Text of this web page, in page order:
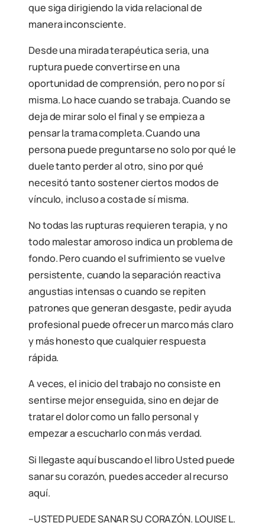
que siga dirigiendo la vida relacional de
manera inconsciente.
Desde una mirada terapéutica seria, una
ruptura puede convertirse en una
oportunidad de comprensión, pero no por sí
misma. Lo hace cuando se trabaja. Cuando se
deja de mirar solo el final y se empieza a
pensar la trama completa. Cuando una
persona puede preguntarse no solo por qué le
duele tanto perder al otro, sino por qué
necesitó tanto sostener ciertos modos de
vínculo, incluso a costa de sí misma.
No todas las rupturas requieren terapia, y no
todo malestar amoroso indica un problema de
fondo. Pero cuando el sufrimiento se vuelve
persistente, cuando la separación reactiva
angustias intensas o cuando se repiten
patrones que generan desgaste, pedir ayuda
profesional puede ofrecer un marco más claro
y más honesto que cualquier respuesta
rápida.
A veces, el inicio del trabajo no consiste en
sentirse mejor enseguida, sino en dejar de
tratar el dolor como un fallo personal y
empezar a escucharlo con más verdad.
Si llegaste aquí buscando el libro Usted puede
sanar su corazón, puedes acceder al recurso
aquí.
–USTED PUEDE SANAR SU CORAZÓN. LOUISE L.